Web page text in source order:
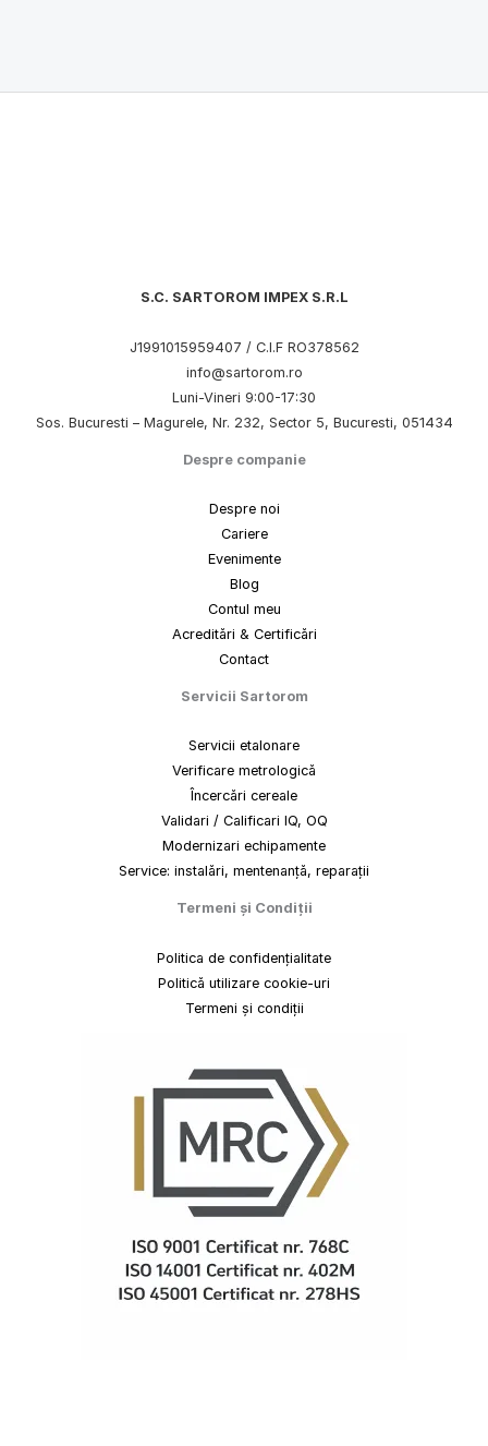
S.C. SARTOROM IMPEX S.R.L
J1991015959407 / C.I.F RO378562
info@sartorom.ro
Luni-Vineri 9:00-17:30
Sos. Bucuresti – Magurele, Nr. 232, Sector 5, Bucuresti, 051434
Despre companie
Despre noi
Cariere
Evenimente
Blog
Contul meu
Acreditări & Certificări
Contact
Servicii Sartorom
Servicii etalonare
Verificare metrologică
Încercări cereale
Validari / Calificari IQ, OQ
Modernizari echipamente
Service: instalări, mentenanță, reparații
Termeni și Condiții
Politica de confidențialitate
Politică utilizare cookie-uri
Termeni și condiții